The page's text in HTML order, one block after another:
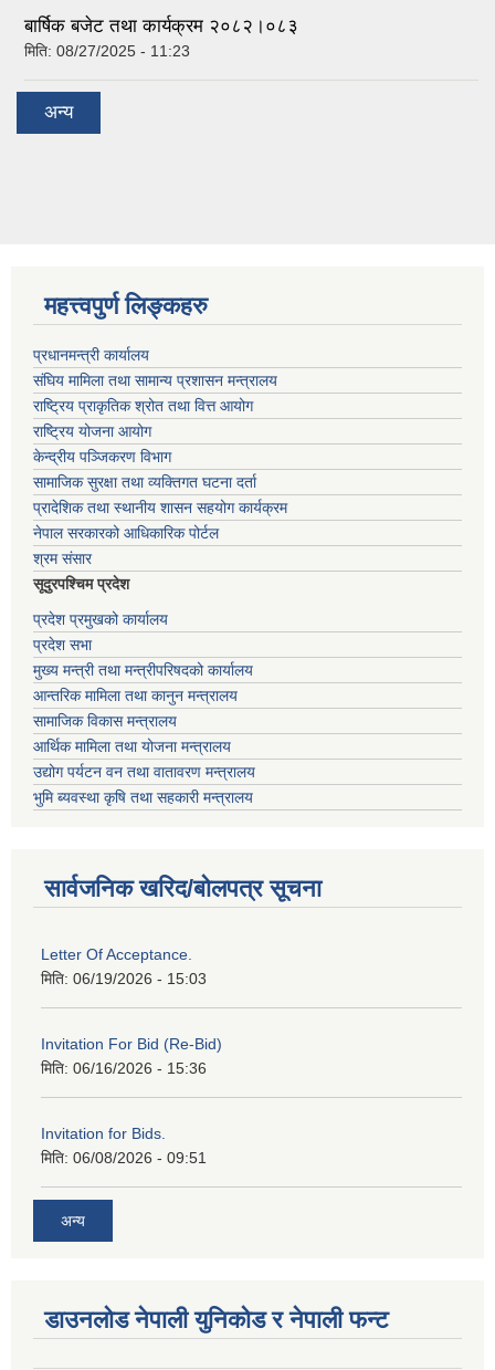
बार्षिक बजेट तथा कार्यक्रम २०८२।०८३
मिति: 08/27/2025 - 11:23
अन्य
महत्त्वपुर्ण लिङ्कहरु
प्रधानमन्त्री कार्यालय
संघिय मामिला तथा सामान्य प्रशासन मन्त्रालय
राष्ट्रिय प्राकृतिक श्रोत तथा वित्त आयोग
राष्ट्रिय योजना आयोग
केन्द्रीय पञ्जिकरण विभाग
सामाजिक सुरक्षा तथा व्यक्तिगत घटना दर्ता
प्रादेशिक तथा स्थानीय शासन सहयोग कार्यक्रम
नेपाल सरकारको आधिकारिक पोर्टल
श्रम संसार
सूदुरपश्चिम प्रदेश
प्रदेश प्रमुखको कार्यालय
प्रदेश सभा
मुख्य मन्त्री तथा मन्त्रीपरिषदको कार्यालय
आन्तरिक मामिला तथा कानुन मन्त्रालय
सामाजिक विकास मन्त्रालय
आर्थिक मामिला तथा योजना मन्त्रालय
उद्योग पर्यटन वन तथा वातावरण मन्त्रालय
भुमि ब्यवस्था कृषि तथा सहकारी मन्त्रालय
सार्वजनिक खरिद/बोलपत्र सूचना
Letter Of Acceptance.
मिति: 06/19/2026 - 15:03
Invitation For Bid (Re-Bid)
मिति: 06/16/2026 - 15:36
Invitation for Bids.
मिति: 06/08/2026 - 09:51
अन्य
डाउनलोड नेपाली युनिकोड र नेपाली फन्ट